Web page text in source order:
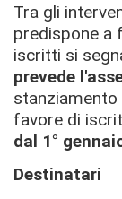
Tra gli
predispone a
iscritti si
prevede
favore di
dal 1°
Destinatari